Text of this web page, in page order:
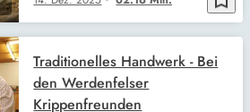
Traditionelles Handwerk - Bei
den Werdenfelser
Krippenfreunden